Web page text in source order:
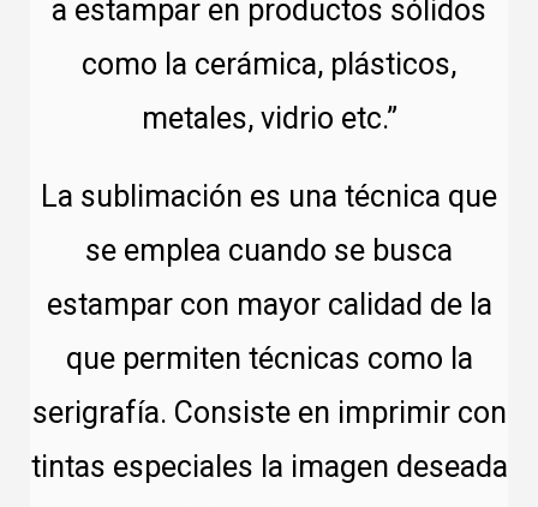
a estampar en productos sólidos
como la cerámica, plásticos,
metales, vidrio etc.”
La sublimación es una técnica que
se emplea cuando se busca
estampar con mayor calidad de la
que permiten técnicas como la
serigrafía. Consiste en imprimir con
tintas especiales la imagen deseada